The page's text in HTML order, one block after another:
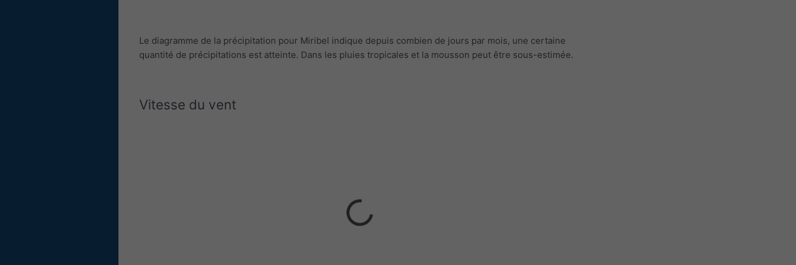
Le diagramme de la précipitation pour Miribel indique depuis combien de jours par mois, une certaine
quantité de précipitations est atteinte. Dans les pluies tropicales et la mousson peut être sous-estimée.
Vitesse du vent